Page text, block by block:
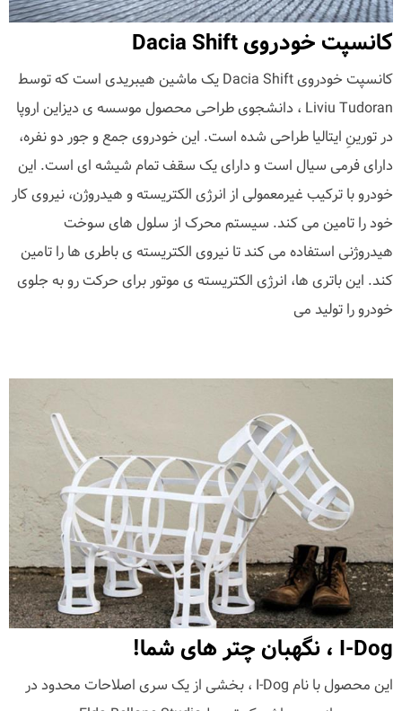
کانسپت خودروی Dacia Shift
کانسپت خودروی Dacia Shift یک ماشین هیبریدی است که توسط
Liviu Tudoran ، دانشجوی طراحی محصول موسسه ی دیزاین اروپا
در تورینِ ایتالیا طراحی شده است. این خودروی جمع و جور دو نفره،
دارای فرمی سیال است و دارای یک سقف تمام شیشه ای است. این
خودرو با ترکیب غیرمعمولی از انرژی الکتریسته و هیدروژن، نیروی کار
خود را تامین می کند. سیستم محرک از سلول های سوخت
هیدروژنی استفاده می کند تا نیروی الکتریسته ی باطری ها را تامین
کند. این باتری ها، انرژی الکتریسته ی موتور برای حرکت رو به جلوی
خودرو را تولید می
I-Dog ، نگهبان چتر های شما!
این محصول با نام I-Dog ، بخشی از یک سری اصلاحات محدود در